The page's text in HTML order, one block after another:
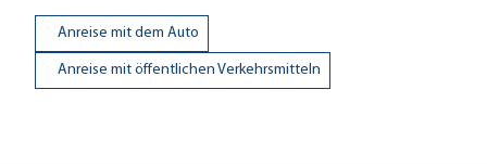
Anreise mit dem Auto
Anreise mit öffentlichen Verkehrsmitteln